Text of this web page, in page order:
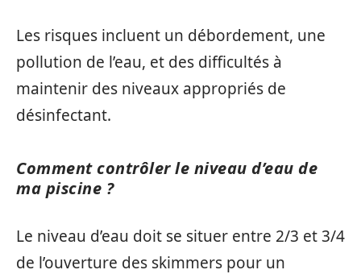
Les risques incluent un débordement, une
pollution de l’eau, et des difficultés à
maintenir des niveaux appropriés de
désinfectant.
Comment contrôler le niveau d’eau de
ma piscine ?
Le niveau d’eau doit se situer entre 2/3 et 3/4
de l’ouverture des skimmers pour un